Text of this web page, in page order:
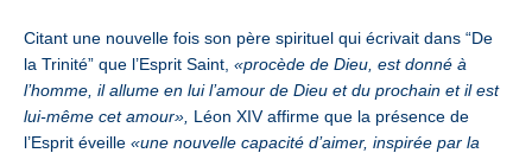
Citant une nouvelle fois son père spirituel qui écrivait dans “De
la Trinité” que l’Esprit Saint, «procède de Dieu, est donné à
l’homme, il allume en lui l’amour de Dieu et du prochain et il est
lui-même cet amour», Léon XIV affirme que la présence de
l’Esprit éveille «une nouvelle capacité d’aimer, inspirée par la